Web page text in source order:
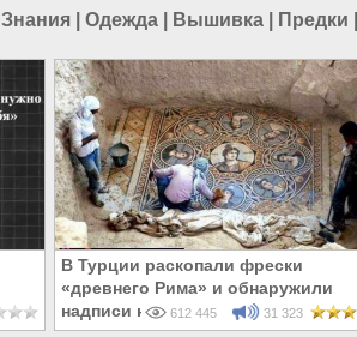
Знания Одежда Вышивка Предки
В Турции раскопали фрески
«древнего Рима» и обнаружили
надписи на Русском!
612 445 31 323